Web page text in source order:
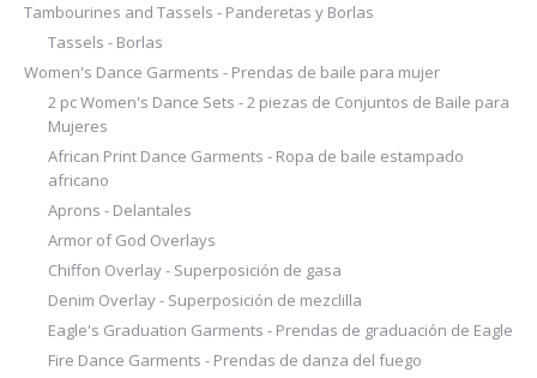
Tambourines and Tassels - Panderetas y Borlas
Tassels - Borlas
Women's Dance Garments - Prendas de baile para mujer
2 pc Women's Dance Sets - 2 piezas de Conjuntos de Baile para
Mujeres
African Print Dance Garments - Ropa de baile estampado
africano
Aprons - Delantales
Armor of God Overlays
Chiffon Overlay - Superposición de gasa
Denim Overlay - Superposición de mezclilla
Eagle's Graduation Garments - Prendas de graduación de Eagle
Fire Dance Garments - Prendas de danza del fuego